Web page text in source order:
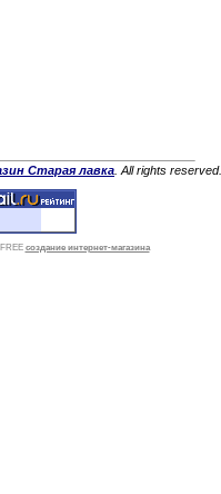
Старая лавка . All rights reserved.
создание интернет-магазина